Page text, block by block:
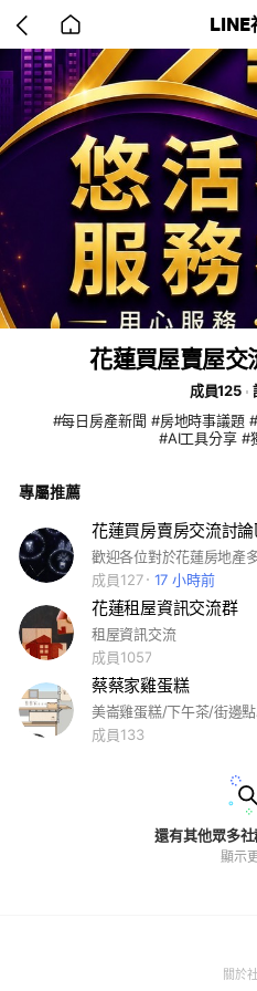
back
to
home
LINE
花蓮買屋賣屋交
成員125
#每日房產新聞 #房地時事議題
#AI工具分享 #
專屬推薦
花蓮買房賣房交流討論
歡迎各位對於花蓮房地產
成員127
17 小時前
花蓮租屋資訊交流群
租屋資訊交流
成員1057
蔡蔡家雞蛋糕
美崙雞蛋糕/下午茶/街邊
成員133
還有其他眾多
顯示
關於